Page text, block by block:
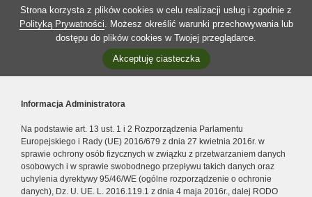
Strona korzysta z plików cookies w celu realizacji usług i zgodnie z
Polityką Prywatności. Możesz określić warunki przechowywania lub
dostępu do plików cookies w Twojej przeglądarce.
Akceptuję ciasteczka
Informacja Administratora
Na podstawie art. 13 ust. 1 i 2 Rozporządzenia Parlamentu
Europejskiego i Rady (UE) 2016/679 z dnia 27 kwietnia 2016r. w
sprawie ochrony osób fizycznych w związku z przetwarzaniem danych
osobowych i w sprawie swobodnego przepływu takich danych oraz
uchylenia dyrektywy 95/46/WE (ogólne rozporządzenie o ochronie
danych), Dz. U. UE. L. 2016.119.1 z dnia 4 maja 2016r., dalej RODO